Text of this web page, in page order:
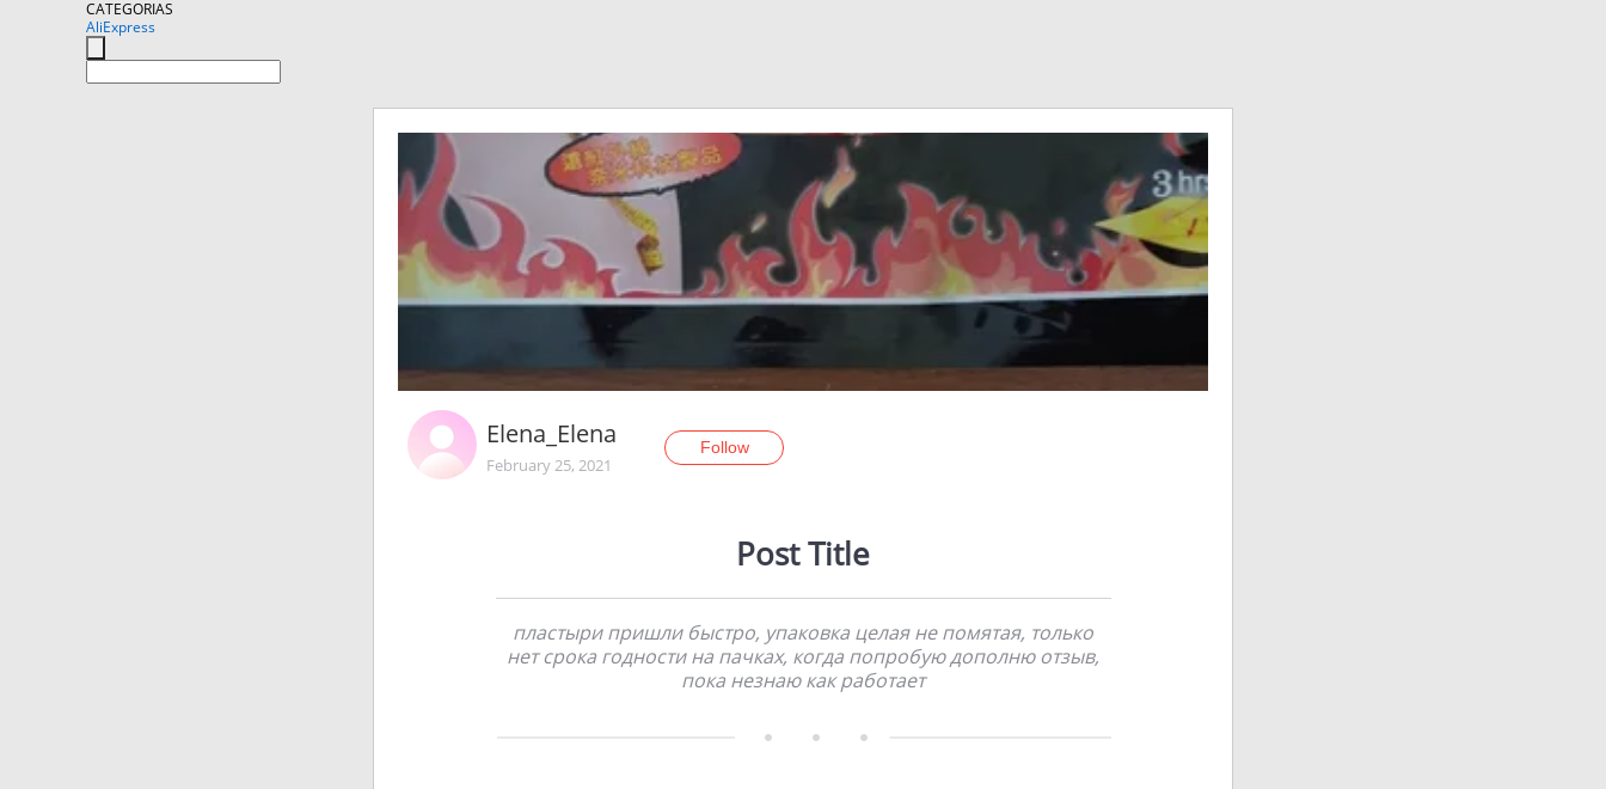
CATEGORIAS
AliExpress
Elena_Elena
February 25, 2021
Follow
Post Title
пластыри пришли быстро, упаковка целая не помятая, только
нет срока годности на пачках, когда попробую дополню отзыв,
пока незнаю как работает